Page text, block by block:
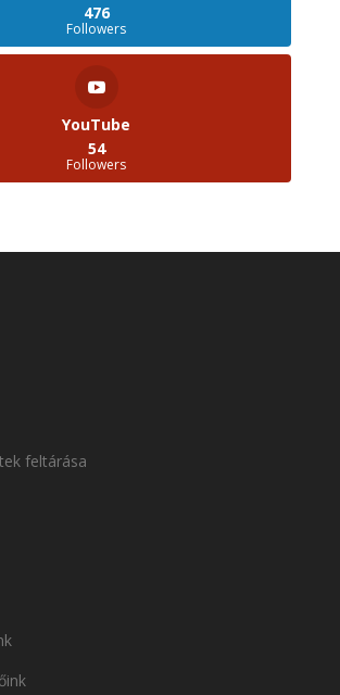
476
Followers
YouTube
54
Followers
feltárása